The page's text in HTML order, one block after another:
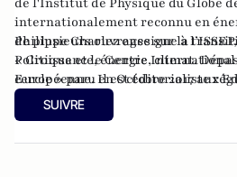
de l'Institut de Physique du Globe
internationalement reconnu en
de plusieurs ouvrages sur la
« Croissance, énergie, climat.
cercle » paru en Octobre 2017 aux
supérieur et « L’utopie de la
thermodynamique sociale » paru en
Philippe Charlez enseigne à
Politique et le Centre International
Européenne. Il est éditorialiste
Actuelles, , Atlantico, le Point, le
intervient régulièrement sur
SUIVRE